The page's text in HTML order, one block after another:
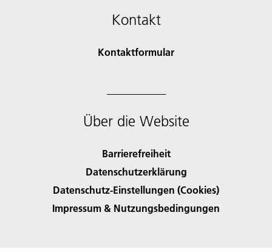
Kontakt
Kontaktformular
Über die Website
Barrierefreiheit
Datenschutzerklärung
Datenschutz-Einstellungen (Cookies)
Impressum & Nutzungsbedingungen